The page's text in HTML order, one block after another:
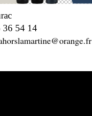
36 54 14